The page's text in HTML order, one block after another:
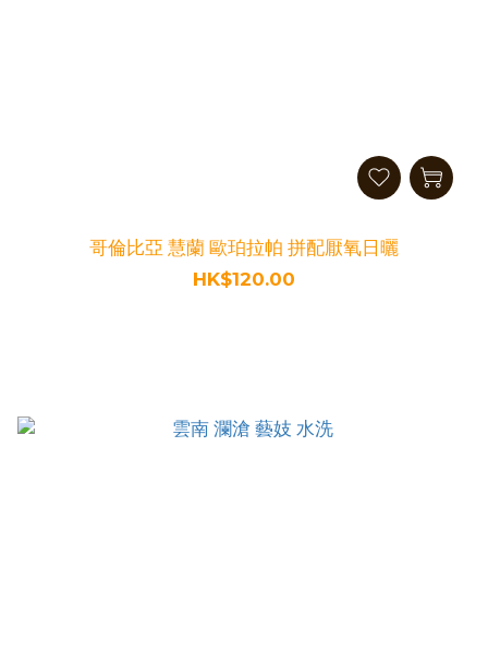
哥倫比亞 慧蘭 歐珀拉帕 拼配厭氧日曬
HK$120.00